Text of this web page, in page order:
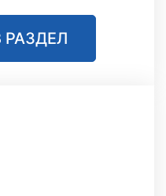
РАЗДЕЛ